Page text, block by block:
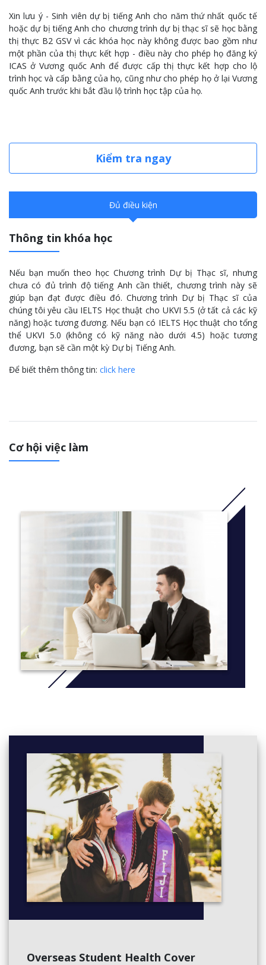
Xin lưu ý - Sinh viên dự bị tiếng Anh cho năm thứ nhất quốc tế
hoặc dự bị tiếng Anh cho chương trình dự bị thạc sĩ sẽ học bằng
thị thực B2 GSV vì các khóa học này không được bao gồm như
một phần của thị thực kết hợp - điều này cho phép họ đăng ký
ICAS ở Vương quốc Anh để được cấp thị thực kết hợp cho lộ
trình học và cấp bằng của họ, cũng như cho phép họ ở lại Vương
quốc Anh trước khi bắt đầu lộ trình học tập của họ.
Kiểm tra ngay
Đủ điều kiện
Thông tin khóa học
Nếu bạn muốn theo học Chương trình Dự bị Thạc sĩ, nhưng
chưa có đủ trình độ tiếng Anh cần thiết, chương trình này sẽ
giúp bạn đạt được điều đó. Chương trình Dự bị Thạc sĩ của
chúng tôi yêu cầu IELTS Học thuật cho UKVI 5.5 (ở tất cả các kỹ
năng) hoặc tương đương. Nếu bạn có IELTS Học thuật cho tổng
thể UKVI 5.0 (không có kỹ năng nào dưới 4.5) hoặc tương
đương, bạn sẽ cần một kỳ Dự bị Tiếng Anh.
Để biết thêm thông tin: click here
Cơ hội việc làm
Overseas Student Health Cover